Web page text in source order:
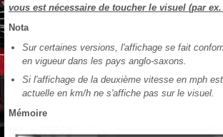
vous est nécessaire de toucher le visuel (par
Nota
Sur certaines versions, l'affichage se fait
en vigueur dans les pays anglo-saxons.
Si l'affichage de la deuxième vitesse en mph
actuelle en km/h ne s'affiche pas sur le visuel.
Mémoire